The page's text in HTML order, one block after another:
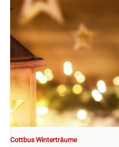
Cottbus Winterträume